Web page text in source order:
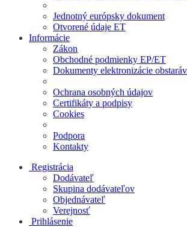
Jednotný európsky dokument
Otvorené údaje ET
Informácie
Zákon
Obchodné podmienky EP/ET
Dokumenty elektronizácie
Ochrana osobných údajov
Certifikáty a podpisy
Cookies
Podpora
Kontakty
Registrácia
Dodávateľ
Skupina dodávateľov
Objednávateľ
Verejnosť
Prihlásenie